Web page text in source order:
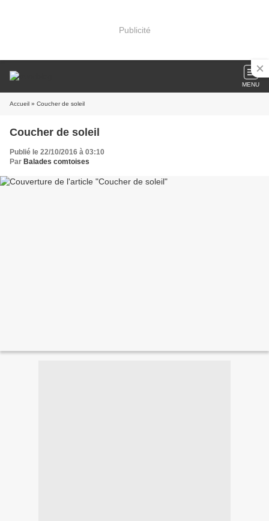
Publicité
MENU
Accueil » Coucher de soleil
Coucher de soleil
Publié le 22/10/2016 à 03:10
Par Balades comtoises